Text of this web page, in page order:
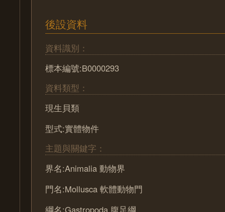
後設資料
資料識別：
標本編號:B0000293
資料類型：
現生貝類
型式:實體物件
主題與關鍵字：
界名:Animalia 動物界
門名:Mollusca 軟體動物門
綱名:Gastropoda 腹足綱